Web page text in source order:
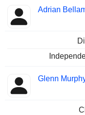
Adrian
Glenn